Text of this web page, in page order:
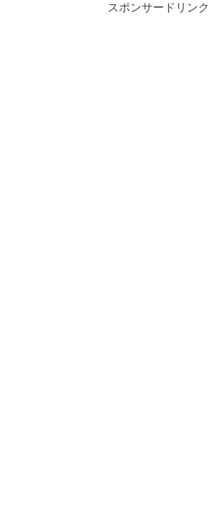
スポンサードリンク